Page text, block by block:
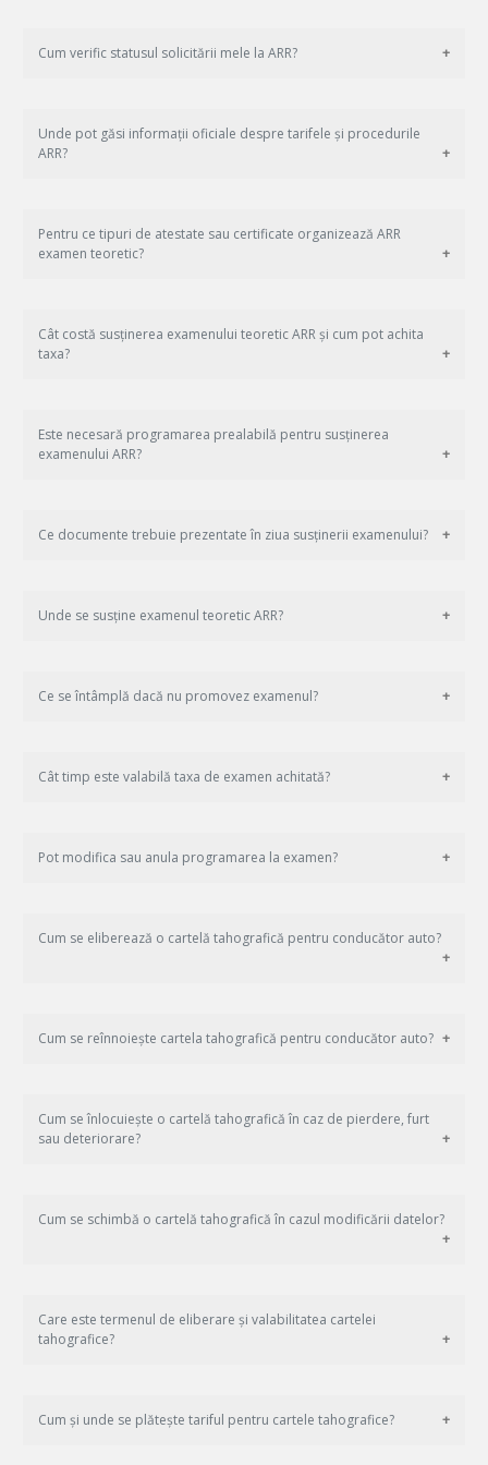
Cum verific statusul solicitării mele la ARR?
Unde pot găsi informații oficiale despre tarifele și procedurile
ARR?
Pentru ce tipuri de atestate sau certificate organizează ARR
examen teoretic?
Cât costă susținerea examenului teoretic ARR și cum pot achita
taxa?
Este necesară programarea prealabilă pentru susținerea
examenului ARR?
Ce documente trebuie prezentate în ziua susținerii examenului?
Unde se susține examenul teoretic ARR?
Ce se întâmplă dacă nu promovez examenul?
Cât timp este valabilă taxa de examen achitată?
Pot modifica sau anula programarea la examen?
Cum se eliberează o cartelă tahografică pentru conducător auto?
Cum se reînnoiește cartela tahografică pentru conducător auto?
Cum se înlocuiește o cartelă tahografică în caz de pierdere, furt
sau deteriorare?
Cum se schimbă o cartelă tahografică în cazul modificării datelor?
Care este termenul de eliberare și valabilitatea cartelei
tahografice?
Cum și unde se plătește tariful pentru cartele tahografice?